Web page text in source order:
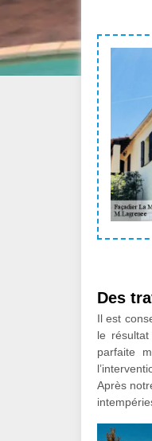
Des
Il est
le
parfaite
Après